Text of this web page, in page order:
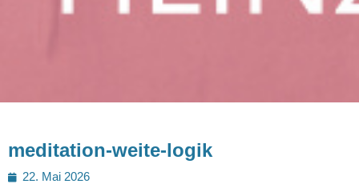
meditation-weite-logik
Posted
22. Mai 2026